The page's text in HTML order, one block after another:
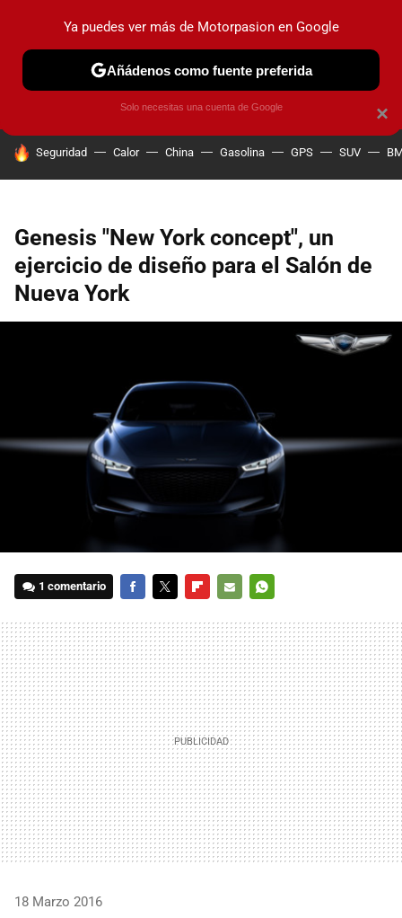
PRUEBAS COCHES ELÉCTRICOS OBSERVATORIO
HOY SE HABLA DE
Seguridad Calor China Gasolina GPS SUV
Genesis "New York concept", un
ejercicio de diseño para el Salón de
Nueva York
1 comentario
MAIL
18 Marzo 2016
×
Ya puedes ver más de Motorpasion en Google
Añádenos como fuente preferida
Solo necesitas una cuenta de Google